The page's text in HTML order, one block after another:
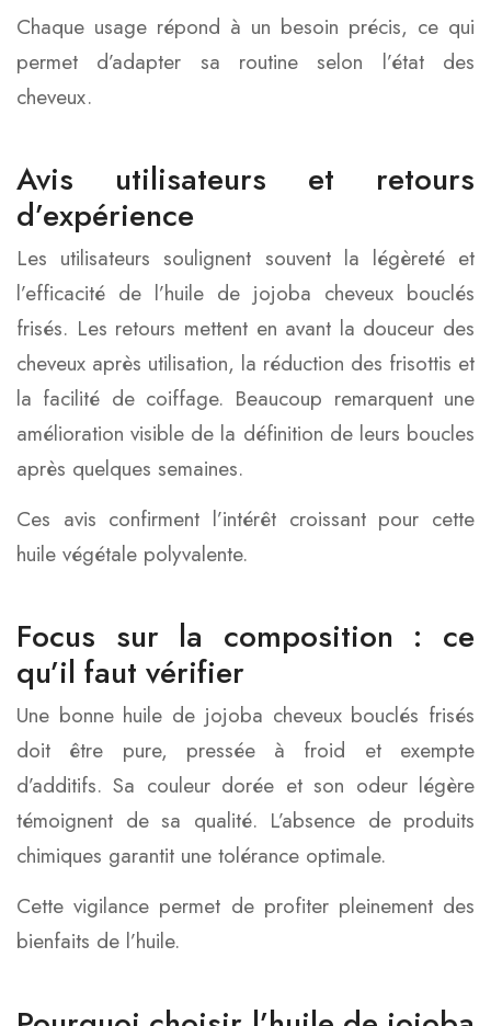
Chaque usage répond à un besoin précis, ce qui
permet d’adapter sa routine selon l’état des
cheveux.
Avis utilisateurs et retours
d’expérience
Les utilisateurs soulignent souvent la légèreté et
l’efficacité de l’huile de jojoba cheveux bouclés
frisés. Les retours mettent en avant la douceur des
cheveux après utilisation, la réduction des frisottis et
la facilité de coiffage. Beaucoup remarquent une
amélioration visible de la définition de leurs boucles
après quelques semaines.
Ces avis confirment l’intérêt croissant pour cette
huile végétale polyvalente.
Focus sur la composition : ce
qu’il faut vérifier
Une bonne huile de jojoba cheveux bouclés frisés
doit être pure, pressée à froid et exempte
d’additifs. Sa couleur dorée et son odeur légère
témoignent de sa qualité. L’absence de produits
chimiques garantit une tolérance optimale.
Cette vigilance permet de profiter pleinement des
bienfaits de l’huile.